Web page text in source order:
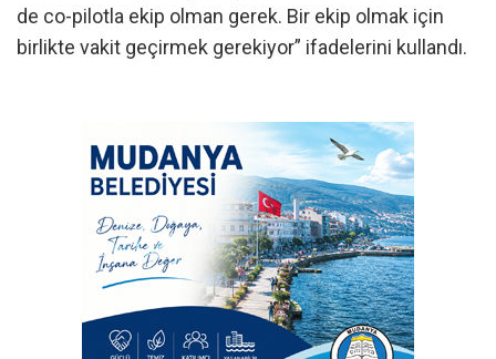
de co-pilotla ekip olman gerek. Bir ekip olmak için
birlikte vakit geçirmek gerekiyor” ifadelerini kullandı.